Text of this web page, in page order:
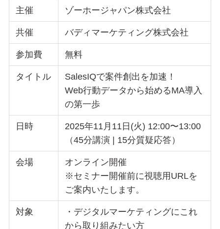
主催 ゾーホージャパン株式会社
共催 バディマーケティング株式会社
参加費 無料
タイトル
SalesIQで案件創出を加速！
Web行動データから始めるMA導入
の第一歩
日時
2025年11月11日(火) 12:00〜13:00
（45分講演 | 15分質疑応答）
会場
オンライン開催
※セミナー開催前に視聴用URLを
ご案内いたします。
対象
・デジタルマーケティングにこれ
から取り組みたい方